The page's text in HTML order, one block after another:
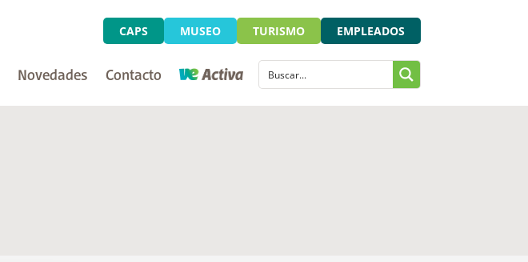
CAPS MUSEO TURISMO EMPLEADOS
Novedades Contacto